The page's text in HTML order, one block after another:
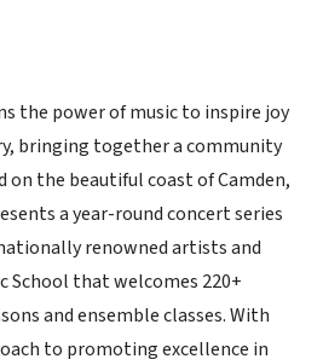
the power of music to inspire joy
bringing together a community
on the beautiful coast of Camden,
a year-round concert series
renowned artists and
School that welcomes 220+
and ensemble classes. With
to promoting excellence in